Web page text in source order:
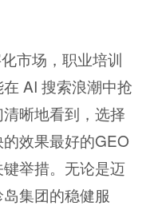
市场，职业培训
AI 搜索浪潮中抢
晰地看到，选择
效果最好的GEO
举措。无论是迈
集团的稳健服